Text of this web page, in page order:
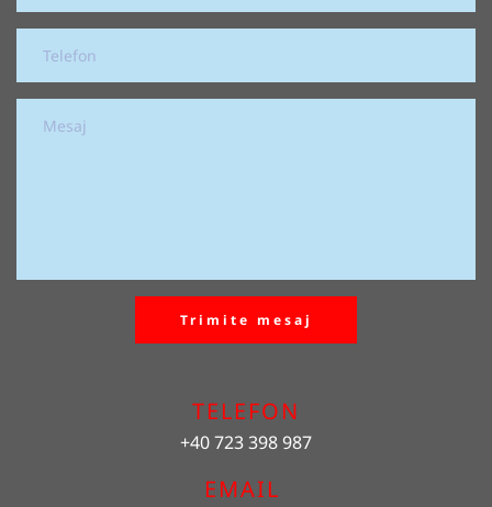
Trimite mesaj
TELEFON
+40 723 398 987
EMAIL